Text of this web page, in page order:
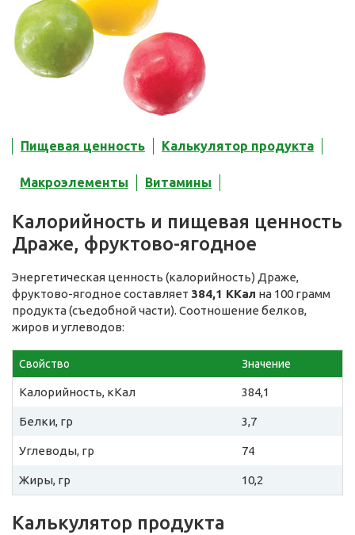
Пищевая ценность Калькулятор продукта
Макроэлементы Витамины
Калорийность и пищевая ценность
Драже, фруктово-ягодное
Энергетическая ценность (калорийность) Драже,
фруктово-ягодное составляет 384,1 ККал на 100 грамм
продукта (съедобной части). Соотношение белков,
жиров и углеводов:
Свойство Значение
Калорийность, кКал 384,1
Белки, гр 3,7
Углеводы, гр 74
Жиры, гр 10,2
Калькулятор продукта